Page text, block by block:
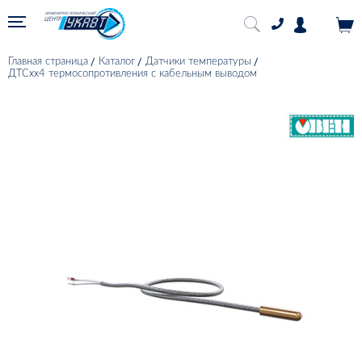
Главная страница Каталог
Датчики температуры
ДТСхх4 термосопротивления с кабельным выводом